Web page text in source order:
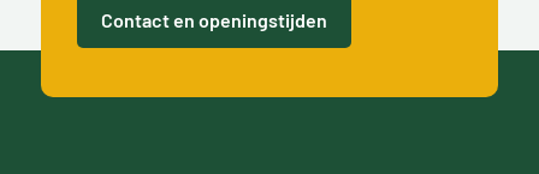
Contact en openingstijden